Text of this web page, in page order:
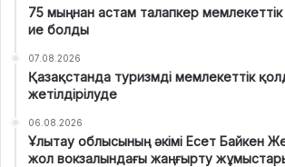
75 мыңнан астам талапкер мемлекеттік
ие болды
07.08.2026
Қазақстанда туризмді мемлекеттік
жетілдірілуде
06.08.2026
Ұлытау облысының әкімі Есет Байкен
жол вокзалындағы жаңғырту